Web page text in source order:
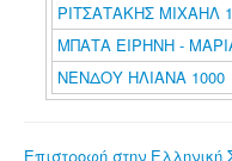
ΡΙΤΣΑΤΑΚΗΣ ΜΙΧΑΗΛ
ΜΠΑΤΑ ΕΙΡΗΝΗ -
ΝΕΝΔΟΥ ΗΛΙΑΝΑ 1000
Επιστροφή στην Ελληνική